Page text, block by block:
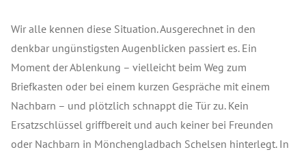
Wir alle kennen diese Situation. Ausgerechnet in den
denkbar ungünstigsten Augenblicken passiert es. Ein
Moment der Ablenkung – vielleicht beim Weg zum
Briefkasten oder bei einem kurzen Gespräche mit einem
Nachbarn – und plötzlich schnappt die Tür zu. Kein
Ersatzschlüssel griffbereit und auch keiner bei Freunden
oder Nachbarn in Mönchengladbach Schelsen hinterlegt. In